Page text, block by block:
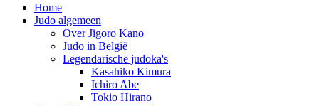
Home
Judo algemeen
Over Jigoro Kano
Judo in België
Legendarische judoka's
Kasahiko Kimura
Ichiro Abe
Tokio Hirano